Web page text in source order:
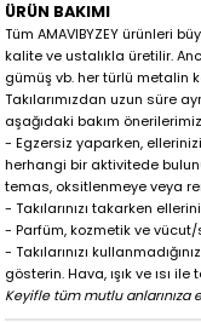
ÜRÜN BAKIMI
Tüm AMAVIBYZEY ürünleri
kalite ve ustalıkla üretilir.
gümüş vb. her türlü metalin
Takılarımızdan uzun süre
aşağıdaki bakım
- Egzersiz yaparken,
herhangi bir aktivitede
temas, oksitlenmeye veya
- Takılarınızı takarken
- Parfüm, kozmetik ve
- Takılarınızı
gösterin. Hava, ışık ve ısı
Keyifle tüm mutlu anlarınıza